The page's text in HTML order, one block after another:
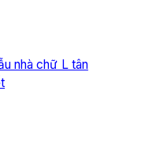
nhà chữ L tân